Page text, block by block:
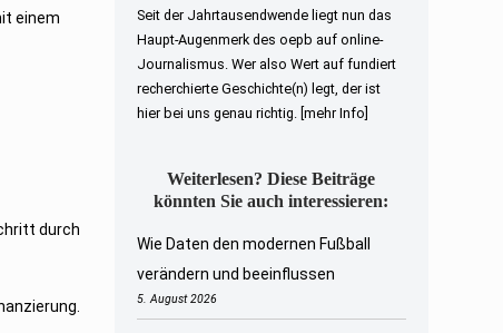
einem
durch
Seit der Jahrtausendwende liegt nun das
Haupt-Augenmerk des oepb auf online-
Journalismus. Wer also Wert auf fundiert
recherchierte Geschichte(n) legt, der ist
hier bei uns genau richtig. [mehr Info]
Weiterlesen? Diese Beiträge
könnten Sie auch interessieren:
Wie Daten den modernen Fußball
verändern und beeinflussen
5. August 2026